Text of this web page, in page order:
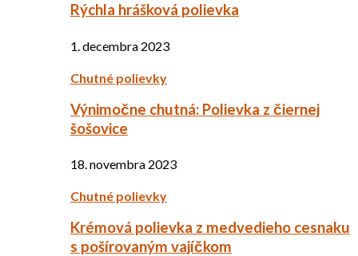
Rýchla hrášková polievka
1. decembra 2023
Chutné polievky
Výnimočne chutná: Polievka z čiernej
šošovice
18. novembra 2023
Chutné polievky
Krémová polievka z medvedieho cesnaku
s pošírovaným vajíčkom